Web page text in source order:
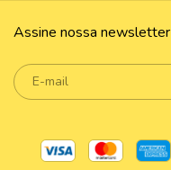
Assine nossa newsletter